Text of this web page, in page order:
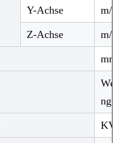
Y-Achse m/
Z-Achse m/
ng
KVA